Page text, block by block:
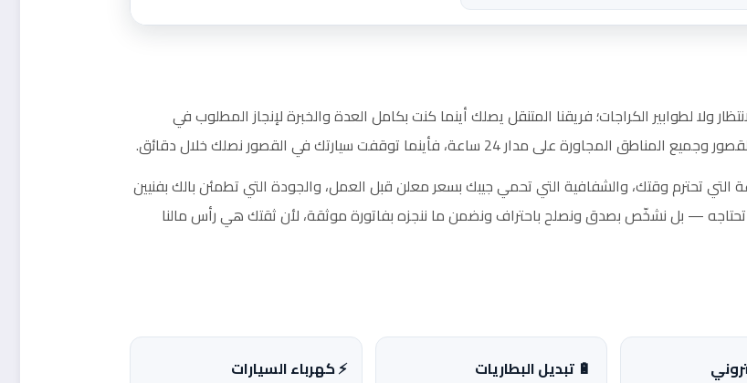
ولا لطوابير الكراجات؛ فريقنا المتنقل يصلك أينما كنت بكامل العدة والخبرة لإنجاز المطلوب في
ساعة، فأينما توقفت سيارتك في القصور نصلك خلال دقائق.
التي تحترم وقتك، والشفافية التي تحمي جيبك بسعر معلن قبل العمل، والجودة التي تطمئن بالك بفنيين
تحتاجه — بل نشخّص بصدق ونصلح باحتراف ونضمن ما ننجزه بفاتورة موثقة، لأن ثقتك هي رأس مالنا
🔋 تبديل البطاريات ⚡ كهرباء السيارات